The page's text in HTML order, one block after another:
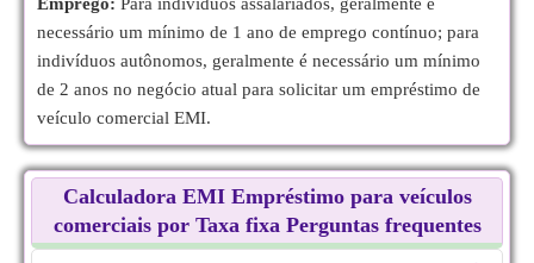
necessário um mínimo de 1 ano de emprego contínuo; para
indivíduos autônomos, geralmente é necessário um mínimo
de 2 anos no negócio atual para solicitar um empréstimo de
veículo comercial EMI.
Calculadora EMI Empréstimo para veículos
comerciais por Taxa fixa Perguntas frequentes